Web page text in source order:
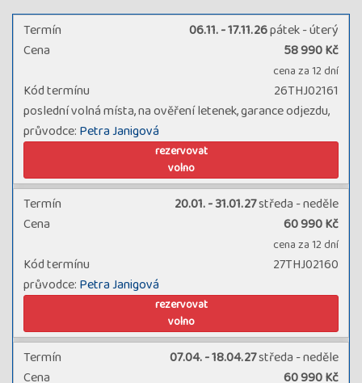
Termín 06.11. - 17.11.26pátek - úterý
poslední volná místa, na ověření letenek, garance odjezdu,
průvodce: Petra Janigová
Kód termínu 26THJ02161
Cena 58 990 Kč
cena za 12 dní
rezervovat
volno
Termín 20.01. - 31.01.27středa - neděle
průvodce: Petra Janigová
Kód termínu 27THJ02160
Cena 60 990 Kč
cena za 12 dní
rezervovat
volno
Termín 07.04. - 18.04.27středa - neděle
Cena 60 990 Kč